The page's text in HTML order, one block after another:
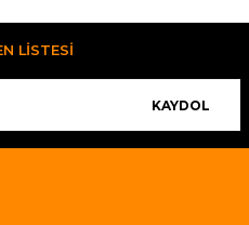
ederiz.
görüntülenemiyor.
bulunuyor.
LİSTESİ
KAYDOL